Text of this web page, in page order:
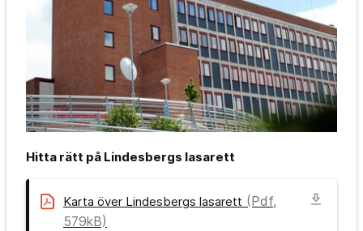
Hitta rätt på Lindesbergs lasarett
Karta över Lindesbergs lasarett (Pdf,
579kB)
download